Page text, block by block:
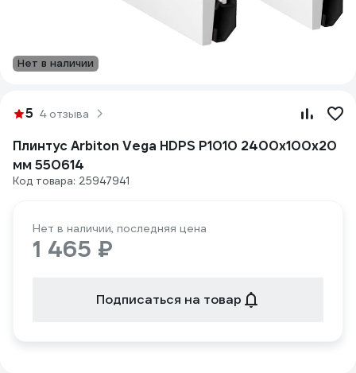
Нет в наличии
5 4 отзыва
Плинтус Arbiton Vega HDPS P1010 2400x100x20
мм 550614
Код товара: 25947941
Нет в наличии, последняя цена
1 465 ₽
Подписаться на товар